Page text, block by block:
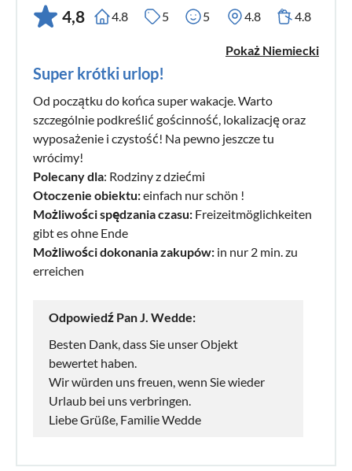
4,8 4.8 5 5 4.8 4.8
Pokaż Niemiecki
Super krótki urlop!
Od początku do końca super wakacje. Warto
szczególnie podkreślić gościnność, lokalizację oraz
wyposażenie i czystość! Na pewno jeszcze tu
wrócimy!
Polecany dla: Rodziny z dziećmi
Otoczenie obiektu:einfach nur schön !
Możliwości spędzania czasu: Freizeitmöglichkeiten
gibt es ohne Ende
Możliwości dokonania zakupów: in nur 2 min. zu
erreichen
Odpowiedź Pan J. Wedde:
Besten Dank, dass Sie unser Objekt
bewertet haben.
Wir würden uns freuen, wenn Sie wieder
Urlaub bei uns verbringen.
Liebe Grüße, Familie Wedde